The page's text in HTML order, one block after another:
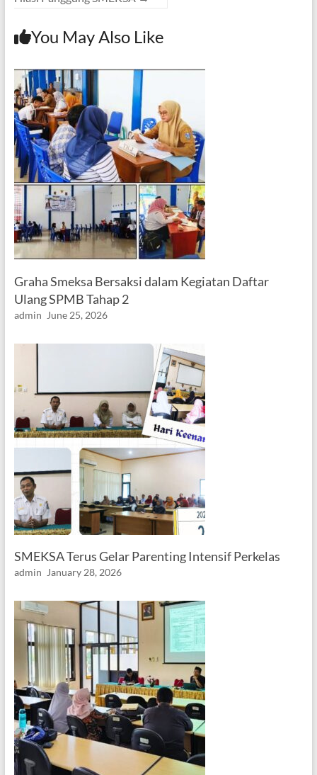
You May Also Like
Graha Smeksa Bersaksi dalam Kegiatan Daftar
Ulang SPMB Tahap 2
admin June 25, 2026
SMEKSA Terus Gelar Parenting Intensif Perkelas
admin January 28, 2026